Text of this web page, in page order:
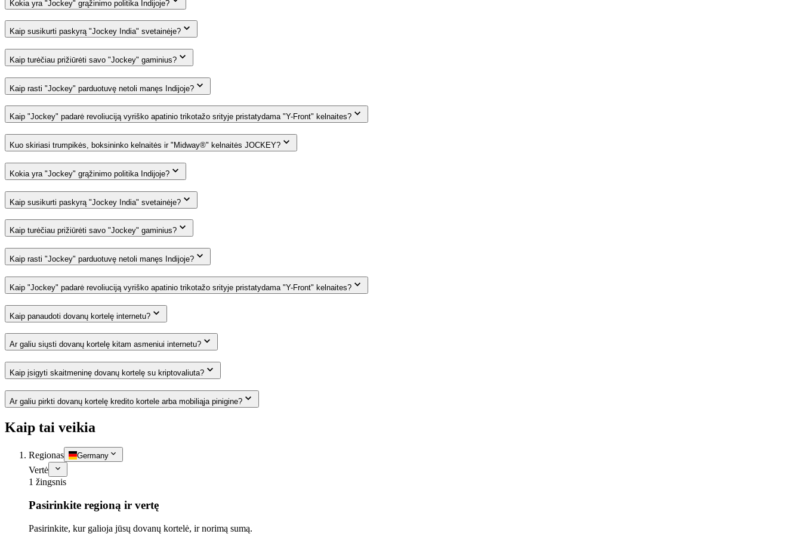
Kokia yra "Jockey" grąžinimo politika Indijoje?
Kaip susikurti paskyrą "Jockey India" svetainėje?
Kaip turėčiau prižiūrėti savo "Jockey" gaminius?
Kaip rasti "Jockey" parduotuvę netoli manęs Indijoje?
Kaip "Jockey" padarė revoliuciją vyriško apatinio trikotažo srityje pristatydama "Y-Front" kelnaites?
Kuo skiriasi trumpikės, boksininko kelnaitės ir "Midway®" kelnaitės JOCKEY?
Kokia yra "Jockey" grąžinimo politika Indijoje?
Kaip susikurti paskyrą "Jockey India" svetainėje?
Kaip turėčiau prižiūrėti savo "Jockey" gaminius?
Kaip rasti "Jockey" parduotuvę netoli manęs Indijoje?
Kaip "Jockey" padarė revoliuciją vyriško apatinio trikotažo srityje pristatydama "Y-Front" kelnaites?
Kaip panaudoti dovanų kortelę internetu?
Ar galiu siųsti dovanų kortelę kitam asmeniui internetu?
Kaip įsigyti skaitmeninę dovanų kortelę su kriptovaliuta?
Ar galiu pirkti dovanų kortelę kredito kortele arba mobiliąja pinigine?
Kaip tai veikia
Regionas Germany
Vertė
1 žingsnis
Pasirinkite regioną ir vertę
Pasirinkite, kur galioja jūsų dovanų kortelė, ir norimą sumą.